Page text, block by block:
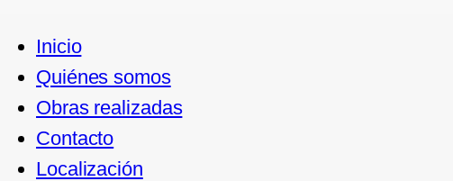
Inicio
Quiénes somos
Obras realizadas
Contacto
Localización